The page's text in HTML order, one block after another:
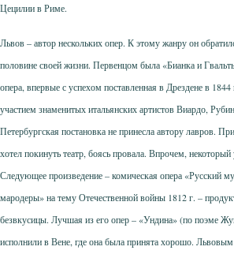
Цецилии в Риме.
Львов – автор нескольких опер. К этому жанру он
половине своей жизни. Первенцом была «Бианка и
опера, впервые с успехом поставленная в Дрездене в
участием знаменитых итальянских артистов Виардо,
Петербургская постановка не принесла автору лавров.
хотел покинуть театр, боясь провала. Впрочем,
Следующее произведение – комическая опера «Русский
мародеры» на тему Отечественной войны 1812 г. –
безвкусицы. Лучшая из его опер – «Ундина» (по поэме
исполнили в Вене, где она была принята хорошо. Львовым